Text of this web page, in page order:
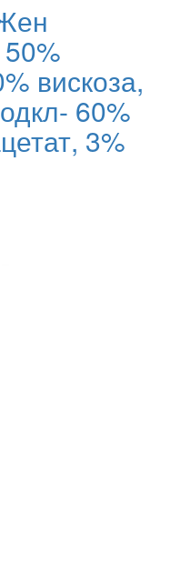
вискоза,
60%
3%